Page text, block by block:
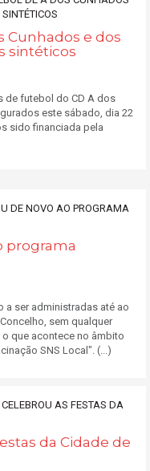
Cunhados e dos
sintéticos
de futebol do CD A dos
este sábado, dia 22
sido financiada pela
programa
a ser administradas até ao
sem qualquer
que acontece no âmbito
SNS Local". (...)
da Cidade de